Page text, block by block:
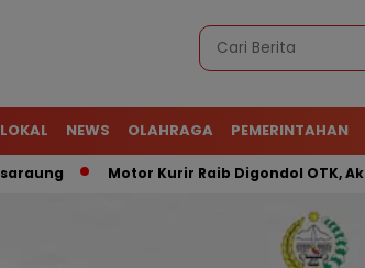
LOKAL NEWS OLAHRAGA PEMERINTAHAN
Motor Kurir Raib Digondol OTK, Aksi